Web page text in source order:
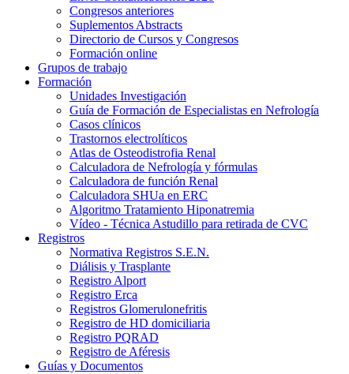
Congresos anteriores
Suplementos Abstracts
Directorio de Cursos y Congresos
Formación online
Grupos de trabajo
Formación
Unidades Investigación
Guía de Formación de Especialistas en Nefrología
Casos clínicos
Trastornos electrolíticos
Atlas de Osteodistrofia Renal
Calculadora de Nefrología y fórmulas
Calculadora de función Renal
Calculadora SHUa en ERC
Algoritmo Tratamiento Hiponatremia
Vídeo - Técnica Astudillo para retirada de CVC
Registros
Normativa Registros S.E.N.
Diálisis y Trasplante
Registro Alport
Registro Erca
Registros Glomerulonefritis
Registro de HD domiciliaria
Registro PQRAD
Registro de Aféresis
Guías y Documentos